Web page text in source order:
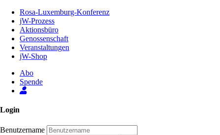
Inhalt
Seite
Rosa-Luxemburg-Konferenz
jW-Prozess
Aktionsbüro
Genossenschaft
Veranstaltungen
jW-Shop
Abo
Spende
Login
Benutzername